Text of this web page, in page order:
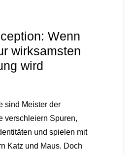
Wenn
wirksamsten
wird
sind Meister der
verschleiern Spuren,
und spielen mit
Katz und Maus. Doch